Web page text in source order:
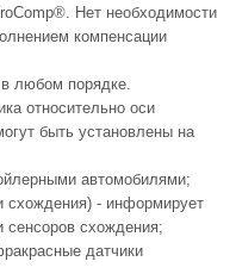
Нет необходимости
компенсации
любом порядке.
относительно оси
быть установлены на
автомобилями;
схождения) - информирует
сенсоров схождения;
датчики